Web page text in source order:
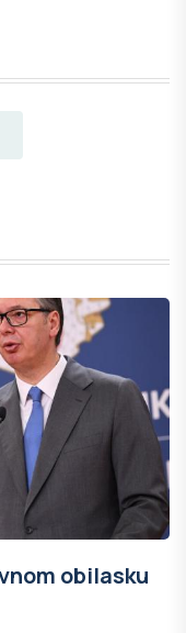
obilasku